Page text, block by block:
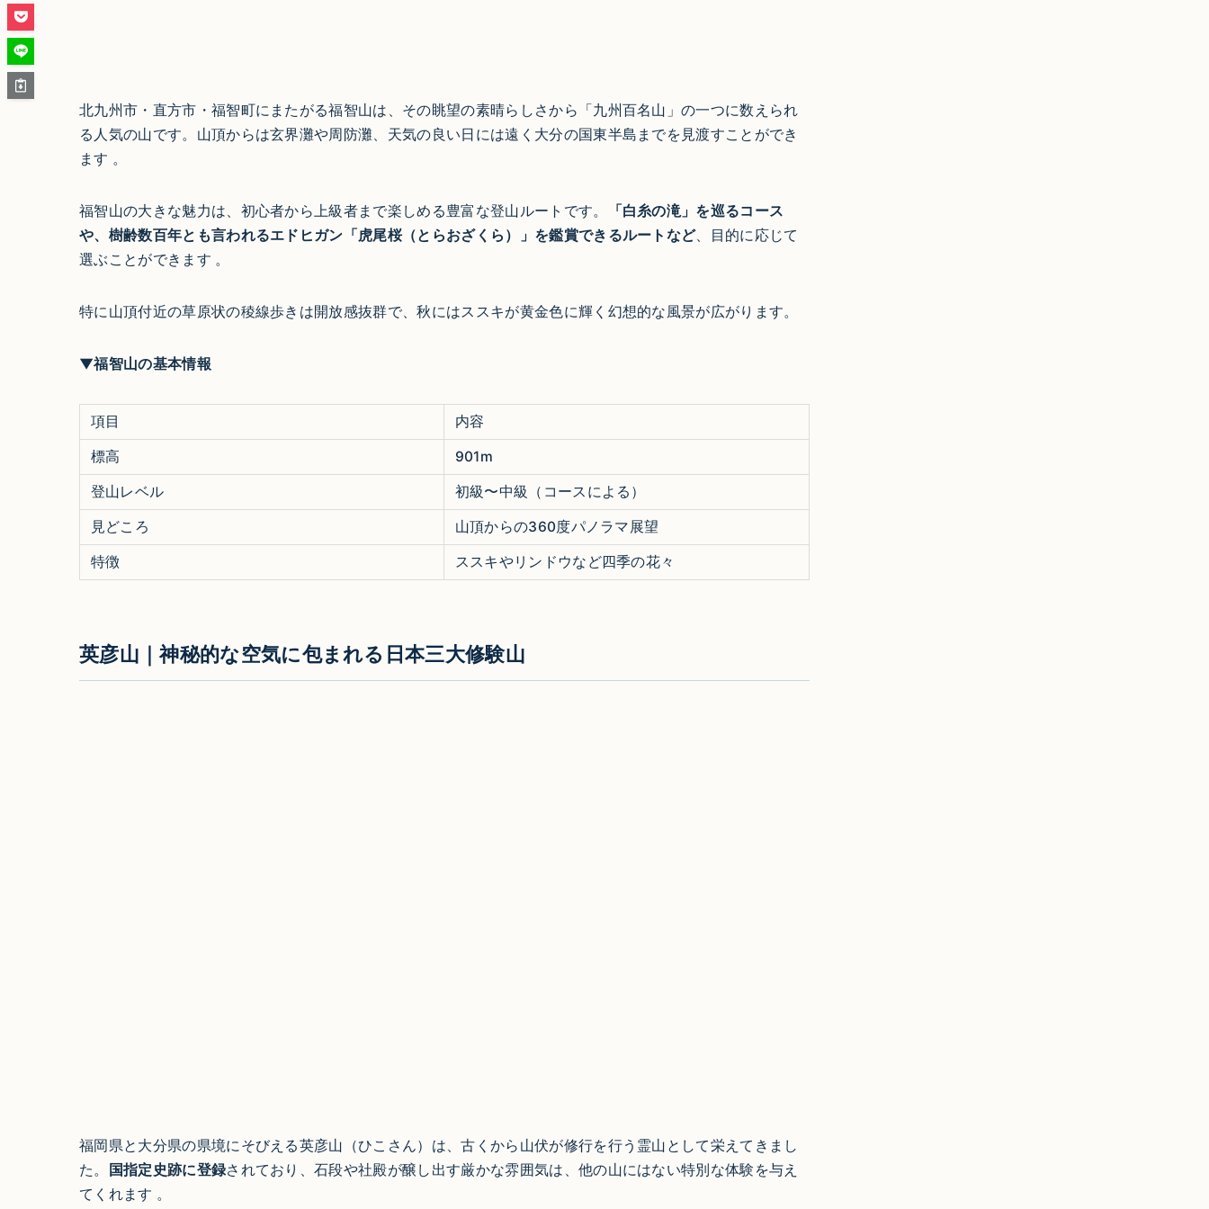
北九州市・直方市・福智町にまたがる福智山は、その眺望の素晴らしさから「九州百名山」の一つに数えられ
る人気の山です。山頂からは玄界灘や周防灘、天気の良い日には遠く大分の国東半島までを見渡すことができ
ます 。​
福智山の大きな魅力は、初心者から上級者まで楽しめる豊富な登山ルートです。
「白糸の滝」を巡るコース
や、樹齢数百年とも言われるエドヒガン「虎尾桜（とらおざくら）」を鑑賞できるルートなど、目的に応じて
選ぶことができます 。
特に山頂付近の草原状の稜線歩きは開放感抜群で、秋にはススキが黄金色に輝く幻想的な風景が広がります。
▼福智山の基本情報
項目 内容
標高 901m
登山レベル 初級〜中級（コースによる）
見どころ 山頂からの360度パノラマ展望
特徴 ススキやリンドウなど四季の花々
英彦山｜神秘的な空気に包まれる日本三大修験山
福岡県と大分県の県境にそびえる英彦山（ひこさん）は、古くから山伏が修行を行う霊山として栄えてきまし
た。
国指定史跡に登録されており、石段や社殿が醸し出す厳かな雰囲気は、他の山にはない特別な体験を与え
てくれます 。